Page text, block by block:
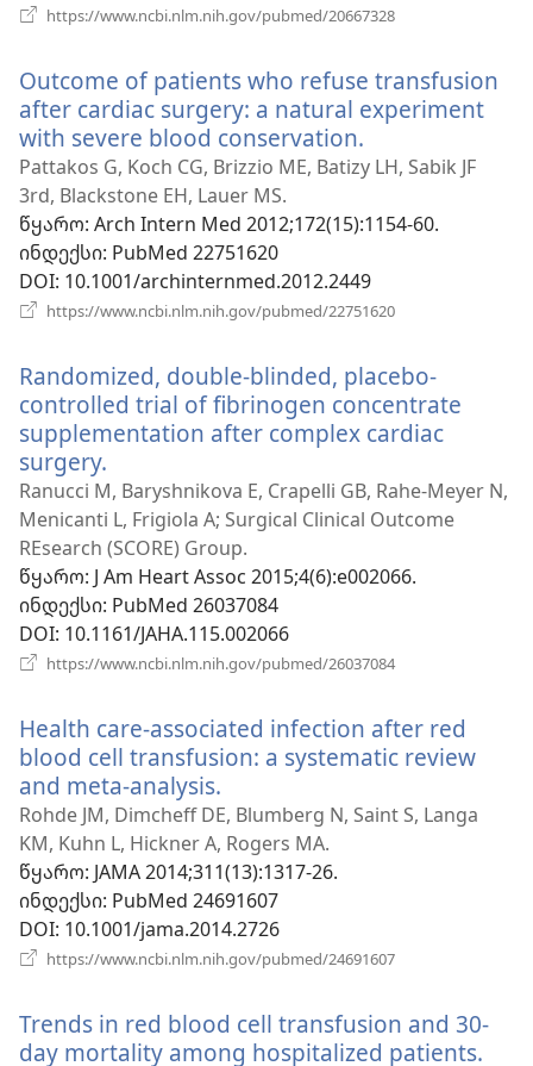
https://www.ncbi.nlm.nih.gov/pubmed/20667328
Outcome of patients who refuse transfusion
after cardiac surgery: a natural experiment
with severe blood conservation.
ახალი
Pattakos G, Koch CG, Brizzio ME, Batizy LH, Sabik JF
3rd, Blackstone EH, Lauer MS.
წყარო‎: Arch Intern Med 2012;172(15):1154-60.
ინდექსი‎: PubMed 22751620
DOI‎: 10.1001/archinternmed.2012.2449
https://www.ncbi.nlm.nih.gov/pubmed/22751620
Randomized, double-blinded, placebo-
controlled trial of fibrinogen concentrate
supplementation after complex cardiac
surgery.
ახალი
ფანჯარა)
Ranucci M, Baryshnikova E, Crapelli GB, Rahe-Meyer N,
Menicanti L, Frigiola A; Surgical Clinical Outcome
REsearch (SCORE) Group.
წყარო‎: J Am Heart Assoc 2015;4(6):e002066.
ინდექსი‎: PubMed 26037084
DOI‎: 10.1161/JAHA.115.002066
https://www.ncbi.nlm.nih.gov/pubmed/26037084
Health care-associated infection after red
blood cell transfusion: a systematic review
and meta-analysis.
ახალი
ფანჯარა)
Rohde JM, Dimcheff DE, Blumberg N, Saint S, Langa
KM, Kuhn L, Hickner A, Rogers MA.
წყარო‎: JAMA 2014;311(13):1317-26.
ინდექსი‎: PubMed 24691607
DOI‎: 10.1001/jama.2014.2726
https://www.ncbi.nlm.nih.gov/pubmed/24691607
Trends in red blood cell transfusion and 30-
day mortality among hospitalized patients.